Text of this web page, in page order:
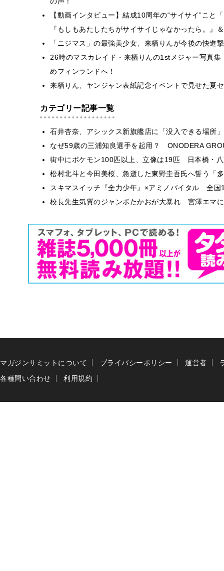
【動画インタビュー】結成10周年の“サイサイ”こ
『もしもあたしたちがサイサイじゃなかったら。』
「ニジマス」の最強美少女、来栖りんが今後の快進
26時のマスカレイド・来栖りんの1stメジャー写真
めフィンランドへ！
来栖りん、ヤンジャン表紙記念イベントで見せた夏
カテゴリー記事一覧
石井杏奈、アシックス新旗艦店に「没入できる場所
なぜ59歳の三浦知良選手を起用？ ONODERA
街中にポケモン100匹以上、立像は19匹 日本橋・
松村北斗と今田美桜、急逝した東野圭吾氏へ誓う「
スキマスイッチ『全力少年』×アミノバイタル 全国
校長先生気質のジャンボたかおが大暴れ 宮澤エマ
マガジンサミットについて プライバシーポリシー 運営者
各種問い合わせ
利用規約